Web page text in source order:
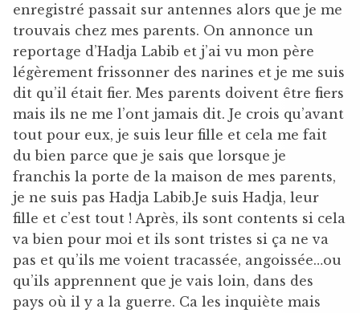
enregistré passait sur antennes alors que je me
trouvais chez mes parents. On annonce un
reportage d’Hadja Labib et j’ai vu mon père
légèrement frissonner des narines et je me suis
dit qu’il était fier. Mes parents doivent être fiers
mais ils ne me l’ont jamais dit. Je crois qu’avant
tout pour eux, je suis leur fille et cela me fait
du bien parce que je sais que lorsque je
franchis la porte de la maison de mes parents,
je ne suis pas Hadja Labib.Je suis Hadja, leur
fille et c’est tout ! Après, ils sont contents si cela
va bien pour moi et ils sont tristes si ça ne va
pas et qu’ils me voient tracassée, angoissée…ou
qu’ils apprennent que je vais loin, dans des
pays où il y a la guerre. Ca les inquiète mais